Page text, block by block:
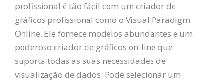
profissional é tão fácil com um criador de
gráficos profissional como o Visual Paradigm
Online. Ele fornece modelos abundantes e um
poderoso criador de gráficos on-line que
suporta todas as suas necessidades de
visualização de dados. Pode selecionar um